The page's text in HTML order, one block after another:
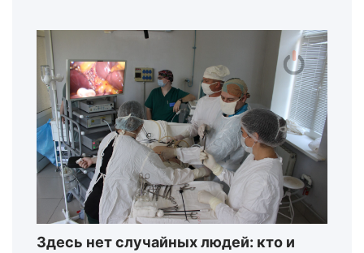
Здесь нет случайных людей: кто и